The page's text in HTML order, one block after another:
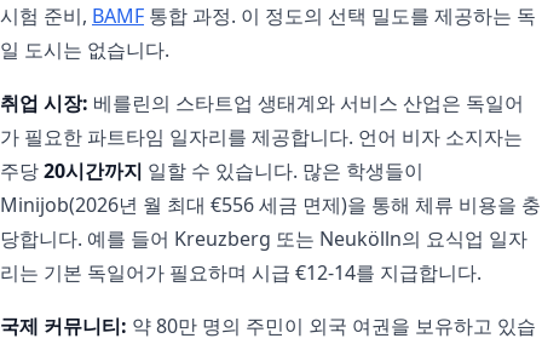
시험 준비, BAMF 통합 과정. 이 정도의 선택 밀도를 제공하는 독
일 도시는 없습니다.
취업 시장: 베를린의 스타트업 생태계와 서비스 산업은 독일어
가 필요한 파트타임 일자리를 제공합니다. 언어 비자 소지자는
주당20시간까지 일할 수 있습니다. 많은 학생들이
Minijob(2026년 월 최대 €556 세금 면제)을 통해 체류 비용을 충
당합니다. 예를 들어 Kreuzberg 또는 Neukölln의 요식업 일자
리는 기본 독일어가 필요하며 시급 €12-14를 지급합니다.
국제 커뮤니티: 약 80만 명의 주민이 외국 여권을 보유하고 있습